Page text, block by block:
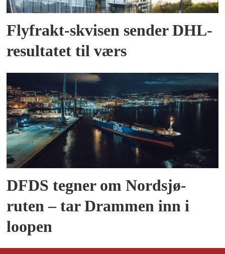
Flyfrakt-skvisen sender DHL-
resultatet til værs
DFDS tegner om Nordsjø-
ruten – tar Drammen inn i
loopen